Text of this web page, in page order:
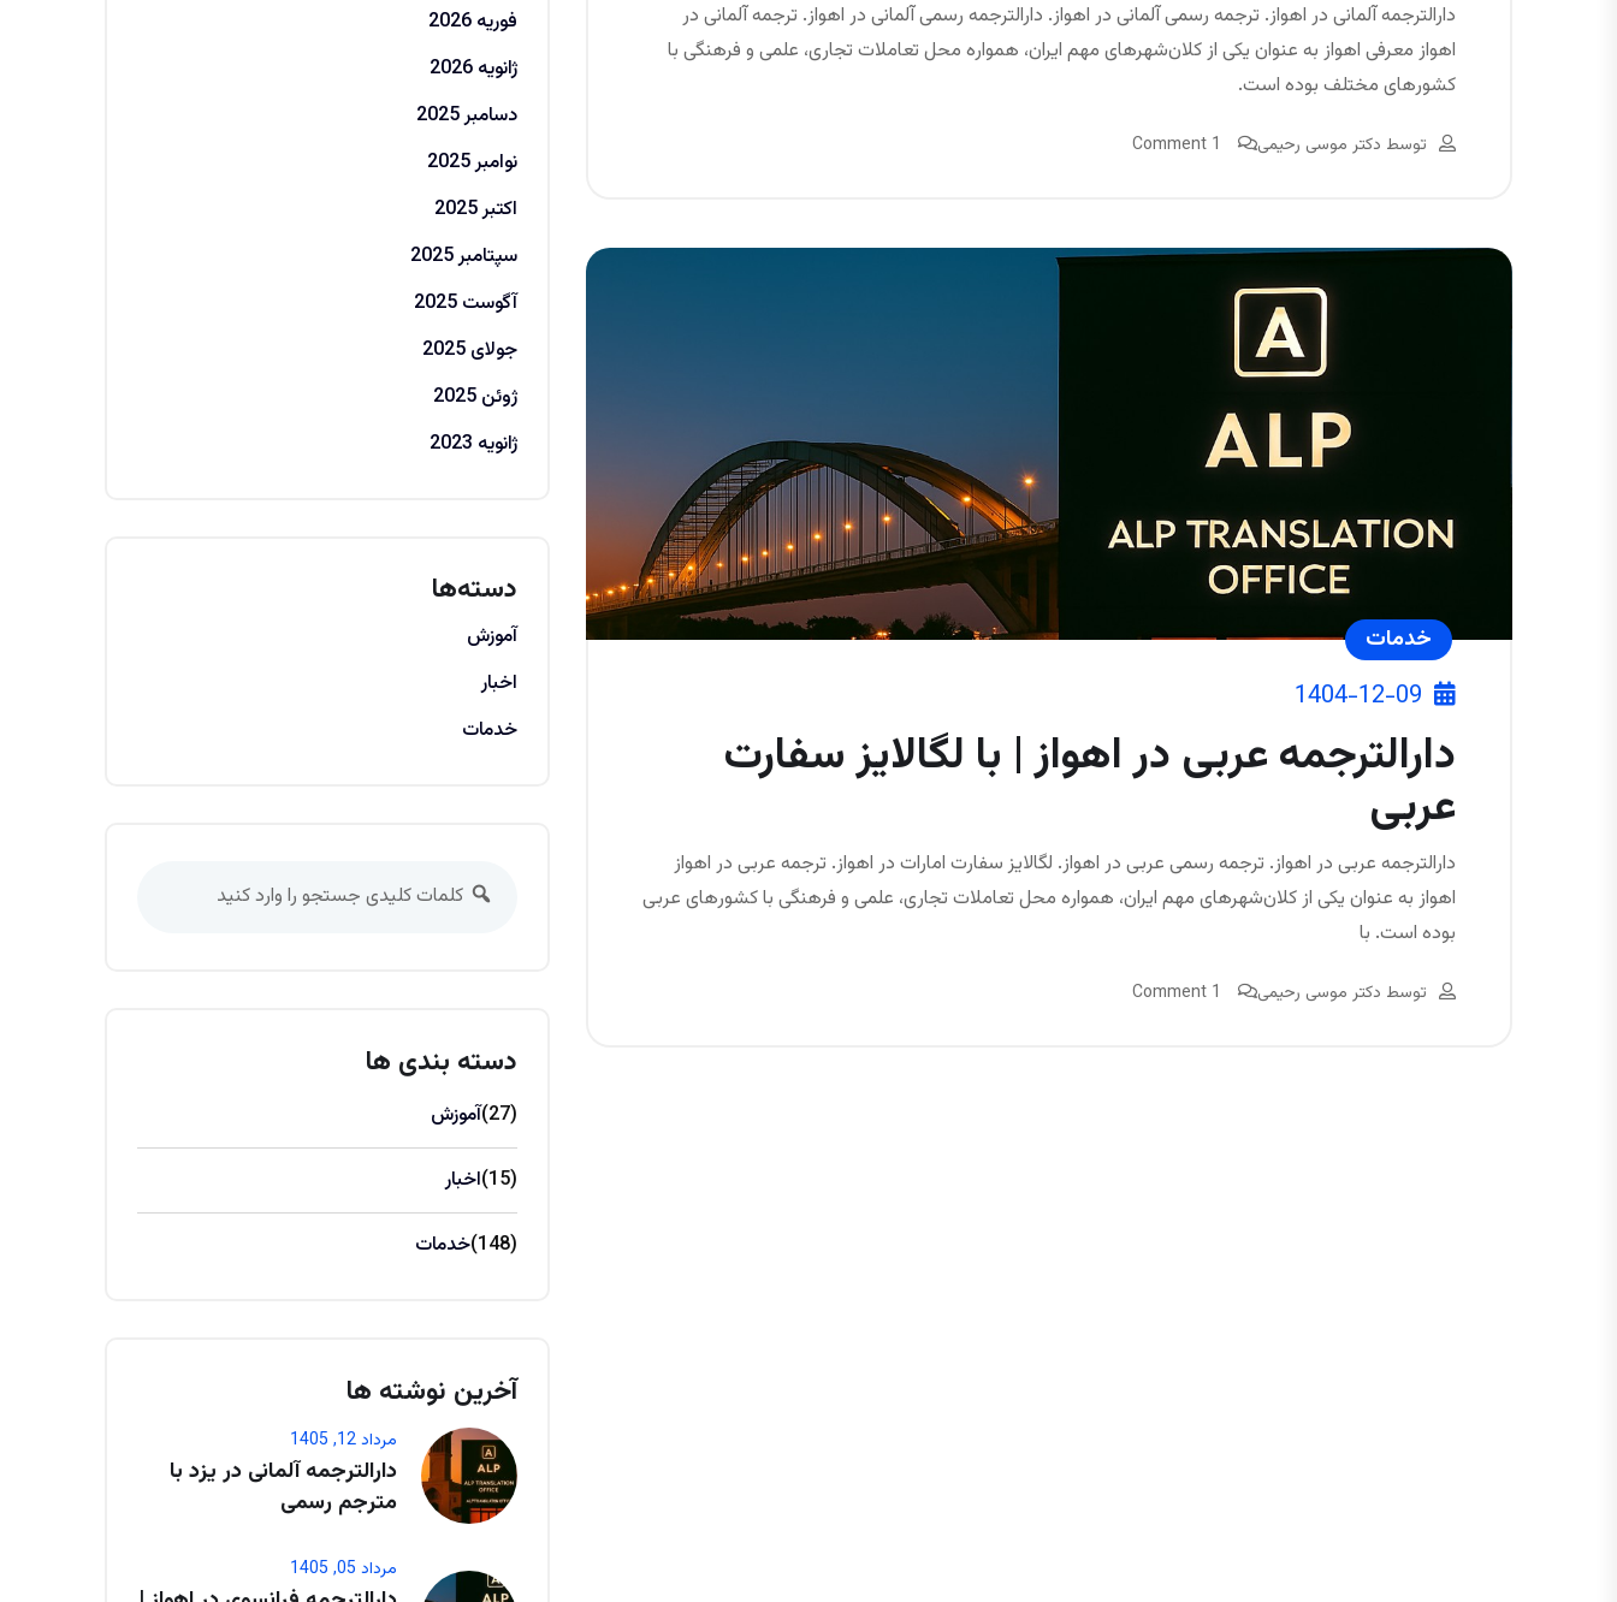
دارالترجمه آلمانی در اهواز. ترجمه رسمی آلمانی در اهواز. دارالترجمه رسمی آلمانی در اهواز. ترجمه آلمانی در
اهواز معرفی اهواز به عنوان یکی از کلان‌شهرهای مهم ایران، همواره محل تعاملات تجاری، علمی و فرهنگی با
کشورهای مختلف بوده است.
توسط دکتر موسی رحیمی 1 Comment
خدمات
1404-12-09
دارالترجمه عربی در اهواز | با لگالایز سفارت
عربی
دارالترجمه عربی در اهواز. ترجمه رسمی عربی در اهواز. لگالایز سفارت امارات در اهواز. ترجمه عربی در اهواز
اهواز به عنوان یکی از کلان‌شهرهای مهم ایران، همواره محل تعاملات تجاری، علمی و فرهنگی با کشورهای عربی
بوده است. با
توسط دکتر موسی رحیمی 1 Comment
فوریه 2026
ژانویه 2026
دسامبر 2025
نوامبر 2025
اکتبر 2025
سپتامبر 2025
آگوست 2025
جولای 2025
ژوئن 2025
ژانویه 2023
دسته‌ها
آموزش
اخبار
خدمات
دسته بندی ها
آموزش (27)
اخبار (15)
خدمات (148)
آخرین نوشته ها
مرداد 12, 1405
دارالترجمه آلمانی در یزد با
مترجم رسمی
مرداد 05, 1405